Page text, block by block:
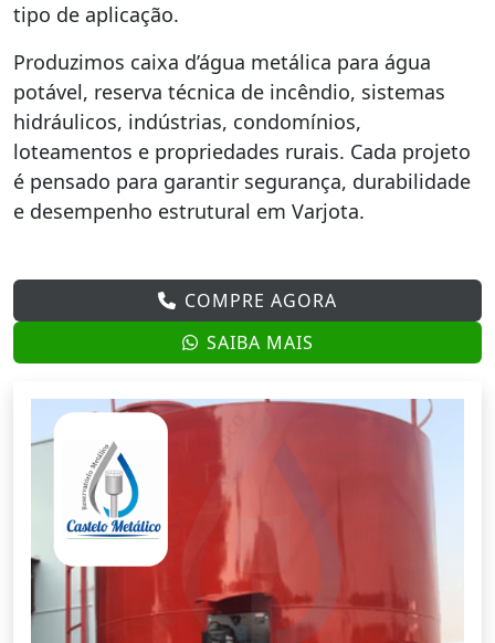
tipo de aplicação.
Produzimos caixa d’água metálica para água
potável, reserva técnica de incêndio, sistemas
hidráulicos, indústrias, condomínios,
loteamentos e propriedades rurais. Cada projeto
é pensado para garantir segurança, durabilidade
e desempenho estrutural em Varjota.
COMPRE AGORA
SAIBA MAIS